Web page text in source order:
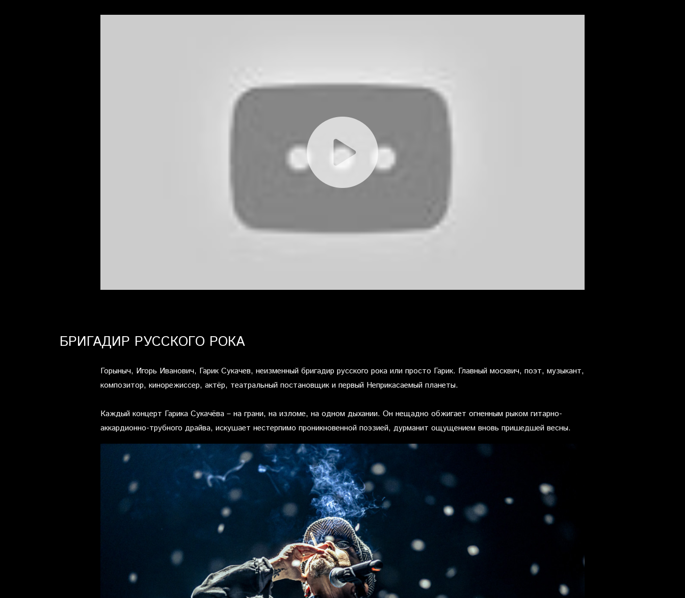
БРИГАДИР РУССКОГО РОКА
Горыныч, Игорь Иванович, Гарик Сукачев, неизменный бригадир русского рока или просто Гарик. Главный москвич, поэт, музыкант,
композитор, кинорежиссер, актёр, театральный постановщик и первый Неприкасаемый планеты.
Каждый концерт Гарика Сукачёва – на грани, на изломе, на одном дыхании. Он нещадно обжигает огненным рыком гитарно-
аккардионно-трубного драйва, искушает нестерпимо проникновенной поэзией, дурманит ощущением вновь пришедшей весны.